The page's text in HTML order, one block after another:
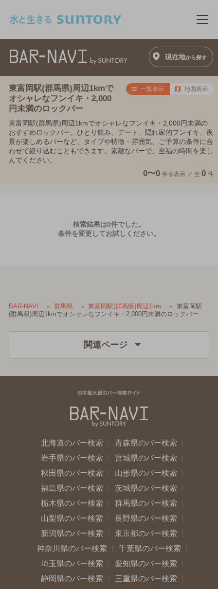
メ
現在地から探す
東富岡駅(群馬県)周辺1kmで
オシャレなフンイキ・2,000
円未満のロックバー
一覧表示 地図表示
東富岡駅(群馬県)周辺1kmでオシャレなフンイキ・2,000円未満の
おすすめロックバー。ひとり飲み、デート、隠れ家的フンイキ、夜
景が楽しめるバーなど、タイプや特徴・雰囲気、ご予算の条件に合
わせて絞り込むこともできます。素敵なバーで、至福の時間を楽し
んでください。
0〜0 件を表示 ／ 全 0 件
検索結果は0件でした。
条件を変更してお試しください。
BAR-NAVI 群馬県 東富岡駅(群馬県)周辺1km
東富岡駅
(群馬県)周辺1kmでオシャレなフンイキ・2,000円未満のロックバー
関連ページ
北海道のバー検索
青森県のバー検索
岩手県のバー検索
宮城県のバー検索
秋田県のバー検索
山形県のバー検索
福島県のバー検索
茨城県のバー検索
栃木県のバー検索
群馬県のバー検索
山梨県のバー検索
長野県のバー検索
新潟県のバー検索
東京都のバー検索
神奈川県のバー検索
千葉県のバー検索
埼玉県のバー検索
愛知県のバー検索
静岡県のバー検索
三重県のバー検索